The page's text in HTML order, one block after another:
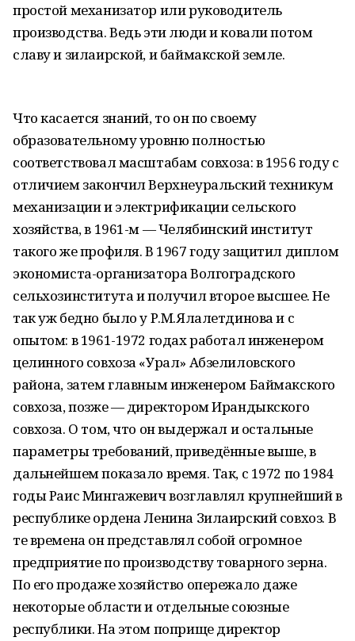
простой механизатор или руководитель
производства. Ведь эти люди и ковали потом
славу и зилаирской, и баймакской земле.
Что касается знаний, то он по своему
образовательному уровню полностью
соответствовал масштабам совхоза: в 1956 году с
отличием закончил Верхнеуральский техникум
механизации и электрификации сельского
хозяйства, в 1961-м — Челябинский институт
такого же профиля. В 1967 году защитил диплом
экономиста-организатора Волгоградского
сельхозинститута и получил второе высшее. Не
так уж бедно было у Р.М.Ялалетдинова и с
опытом: в 1961-1972 годах работал инженером
целинного совхоза «Урал» Абзелиловского
района, затем главным инженером Баймакского
совхоза, позже — директором Ирандыкского
совхоза. О том, что он выдержал и остальные
параметры требований, приведённые выше, в
дальнейшем показало время. Так, с 1972 по 1984
годы Раис Мингажевич возглавлял крупнейший в
республике ордена Ленина Зилаирский совхоз. В
те времена он представлял собой огромное
предприятие по производству товарного зерна.
По его продаже хозяйство опережало даже
некоторые области и отдельные союзные
республики. На этом поприще директор